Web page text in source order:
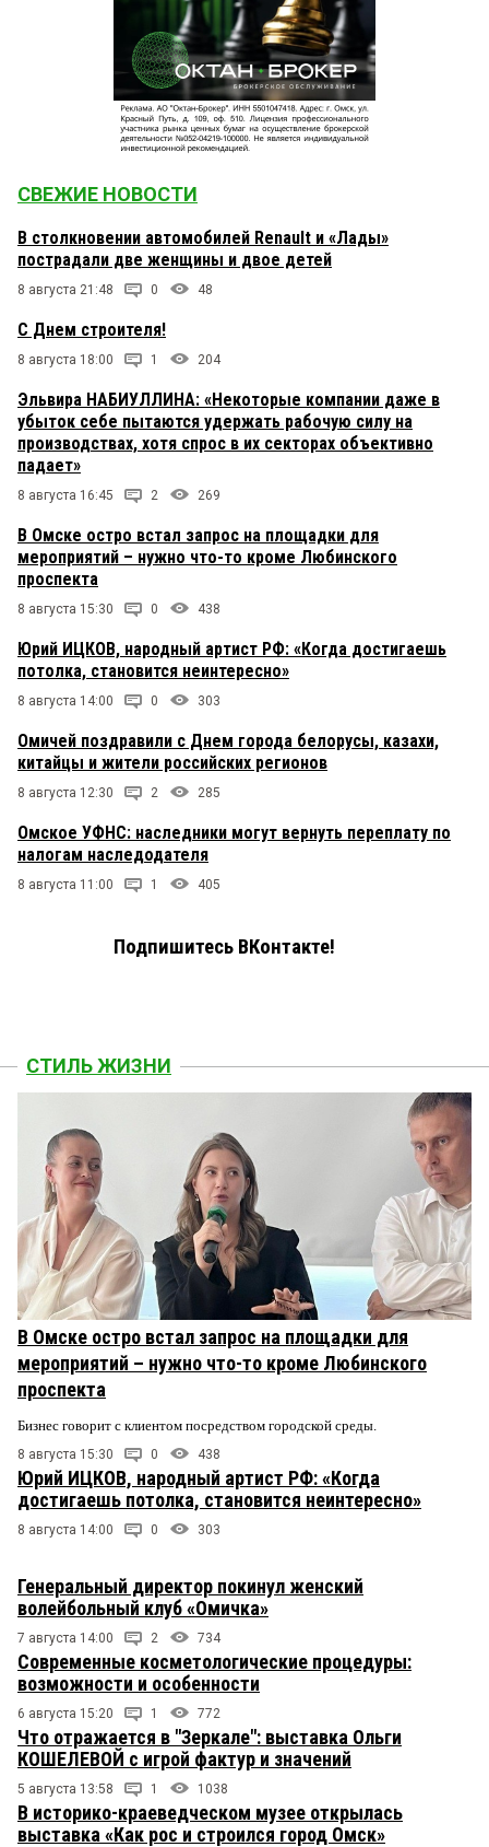
СВЕЖИЕ НОВОСТИ
В столкновении автомобилей Renault и «Лады»
пострадали две женщины и двое детей
8 августа 21:48 0 48
С Днем строителя!
8 августа 18:00 1 204
Эльвира НАБИУЛЛИНА: «Некоторые компании даже в
убыток себе пытаются удержать рабочую силу на
производствах, хотя спрос в их секторах объективно
падает»
8 августа 16:45 2 269
В Омске остро встал запрос на площадки для
мероприятий – нужно что-то кроме Любинского
проспекта
8 августа 15:30 0 438
Юрий ИЦКОВ, народный артист РФ: «Когда достигаешь
потолка, становится неинтересно»
8 августа 14:00 0 303
Омичей поздравили с Днем города белорусы, казахи,
китайцы и жители российских регионов
8 августа 12:30 2 285
Омское УФНС: наследники могут вернуть переплату по
налогам наследодателя
8 августа 11:00 1 405
Подпишитесь ВКонтакте!
СТИЛЬ ЖИЗНИ
В Омске остро встал запрос на площадки для
мероприятий – нужно что-то кроме Любинского
проспекта
Бизнес говорит с клиентом посредством городской среды.
8 августа 15:30 0 438
Юрий ИЦКОВ, народный артист РФ: «Когда
достигаешь потолка, становится неинтересно»
8 августа 14:00 0 303
Генеральный директор покинул женский
волейбольный клуб «Омичка»
7 августа 14:00 2 734
Современные косметологические процедуры:
возможности и особенности
6 августа 15:20 1 772
Что отражается в "Зеркале": выставка Ольги
КОШЕЛЕВОЙ с игрой фактур и значений
5 августа 13:58 1 1038
В историко-краеведческом музее открылась
выставка «Как рос и строился город Омск»